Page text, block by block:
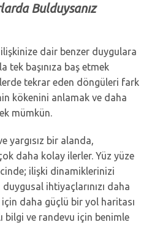
Bulduysanız
ilişkinize dair benzer duygulara
tek başınıza baş etmek
tekrar eden döngüleri fark
kökenini anlamak ve daha
mümkün.
yargısız bir alanda,
daha kolay ilerler. Yüz yüze
ilişki dinamiklerinizi
ihtiyaçlarınızı daha
daha güçlü bir yol haritası
bilgi ve randevu için benimle